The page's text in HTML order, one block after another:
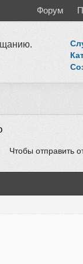
Форум
Чтобы отправить